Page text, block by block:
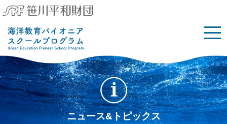
ニュース&トピックス